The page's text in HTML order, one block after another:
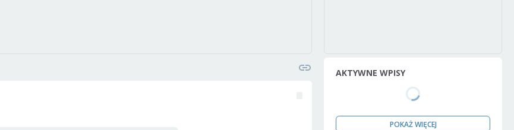
AKTYWNE WPISY
POKAŻ WIĘCEJ